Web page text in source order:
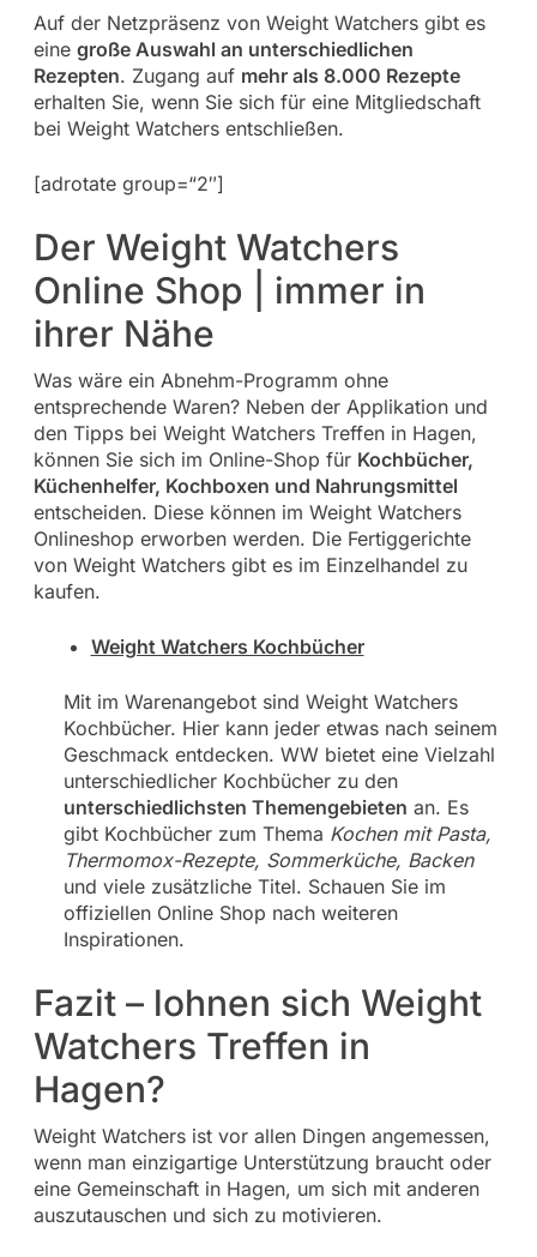
Auf der Netzpräsenz von Weight Watchers gibt es
eine große Auswahl an unterschiedlichen
Rezepten. Zugang auf mehr als 8.000 Rezepte
erhalten Sie, wenn Sie sich für eine Mitgliedschaft
bei Weight Watchers entschließen.
[adrotate group=“2″]
Der Weight Watchers
Online Shop | immer in
ihrer Nähe
Was wäre ein Abnehm-Programm ohne
entsprechende Waren? Neben der Applikation und
den Tipps bei Weight Watchers Treffen in Hagen,
können Sie sich im Online-Shop für Kochbücher,
Küchenhelfer, Kochboxen und Nahrungsmittel
entscheiden. Diese können im Weight Watchers
Onlineshop erworben werden. Die Fertiggerichte
von Weight Watchers gibt es im Einzelhandel zu
kaufen.
Weight Watchers Kochbücher
Mit im Warenangebot sind Weight Watchers
Kochbücher. Hier kann jeder etwas nach seinem
Geschmack entdecken. WW bietet eine Vielzahl
unterschiedlicher Kochbücher zu den
unterschiedlichsten Themengebieten an. Es
gibt Kochbücher zum Thema Kochen mit Pasta,
Thermomox-Rezepte, Sommerküche, Backen
und viele zusätzliche Titel. Schauen Sie im
offiziellen Online Shop nach weiteren
Inspirationen.
Fazit – lohnen sich Weight
Watchers Treffen in
Hagen?
Weight Watchers ist vor allen Dingen angemessen,
wenn man einzigartige Unterstützung braucht oder
eine Gemeinschaft in Hagen, um sich mit anderen
auszutauschen und sich zu motivieren.